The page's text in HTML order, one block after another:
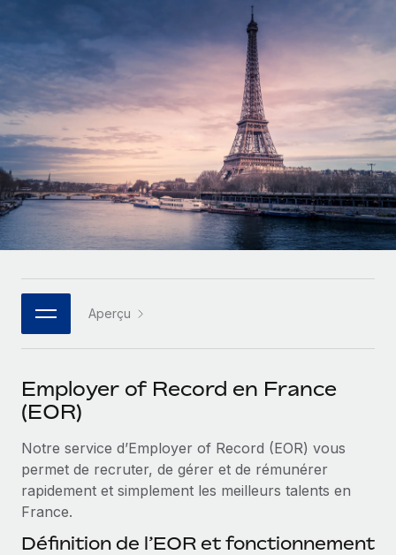
Intégrez et gérez vos freelances partout dans le monde
PEO
Sous-traitez les opérations complexes liées à l’emploi
INFRASTRUCTURE
Intégration Remote
Intégrez vos RH aux flux de travail en toute simplicité
Plateforme
Connecter
Nouveau
Connectez n'importe quel outil d’IA à Remote grâce à
notre MCP
Intégrations
Rationalisez vos processus avec des outils essentiels
SERVICES
Demandez aux experts
Recevez des conseils d’experts sur les RH à
l’international et la conformité
Examinez notre service par rapport aux autres
CROISSANCE
Des solutions agiles et internationales pour les RH et la
paie des entreprises en pleine croissance
Entreprises intermédiaires
Développez vos équipes avec des solutions RH sur
mesure
Entreprise
Les RH à l’international pour les grandes entreprises
Partenaires stratégiques de la tech
Intégrez les RH à l’international de manière flexible
Devenir partenaire
Explorez avec nous vos opportunités de partenariat
Remote Build Bientôt disponible
l’IA
Calculateur de paiement des freelances
Découvrez les devises disponibles et les vitesses de
paiement pour vos freelances internationaux
APPRENDRE AVEC REMOTE
Recherche et guides
Checklists et modèles
Descriptions de postes
Événements
Données sur les salaires et les talents
Centre de ressources
Obtenir de l’aide
Français
Deutsch
Español
Italiano
Português (Portugal)
日本語
한국어
Aperçu
Employer of Record en France
(EOR)
Notre service d’Employer of Record (EOR) vous
permet de recruter, de gérer et de rémunérer
rapidement et simplement les meilleurs talents en
France.
Définition de l’EOR et fonctionnement